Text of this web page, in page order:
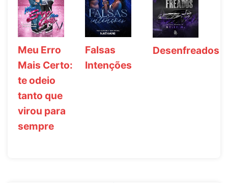
Meu Erro
Mais Certo:
te odeio
tanto que
virou para
sempre
Falsas
Intenções
Desenfreados